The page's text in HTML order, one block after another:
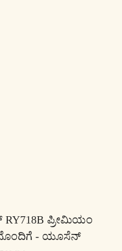
ಪ್ರೀಮಿಯಂ
- ಯೂಸೆನ್